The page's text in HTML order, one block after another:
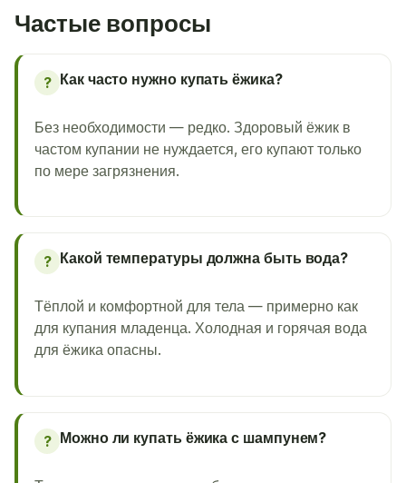
Частые вопросы
? Как часто нужно купать ёжика?
Без необходимости — редко. Здоровый ёжик в
частом купании не нуждается, его купают только
по мере загрязнения.
? Какой температуры должна быть вода?
Тёплой и комфортной для тела — примерно как
для купания младенца. Холодная и горячая вода
для ёжика опасны.
? Можно ли купать ёжика с шампунем?